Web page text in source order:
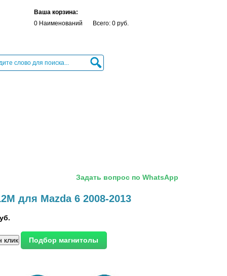
Ваша корзина:
0 Наименований
Всего: 0 руб.
Задать вопрос по WhatsApp
для Mazda 6 2008-2013